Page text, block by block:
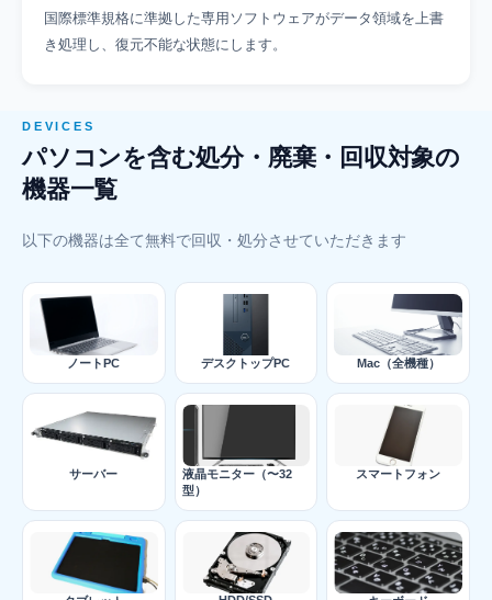
国際標準規格に準拠した専用ソフトウェアがデータ領域を上書
き処理し、復元不能な状態にします。
DEVICES
パソコンを含む処分・廃棄・回収対象の
機器一覧
以下の機器は全て無料で回収・処分させていただきます
ノートPC デスクトップPC Mac（全機種）
サーバー
液晶モニター（〜32
型）
スマートフォン